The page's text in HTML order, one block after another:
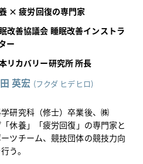
× 疲労回復の専門家
改善協議会 睡眠改善インストラ
ー
リカバリー研究所 所長
英宏 (フクダ ヒデヒロ)
研究科（修士）卒業後、㈱
休養」「疲労回復」の専門家と
ツチーム、競技団体の競技力向
う。